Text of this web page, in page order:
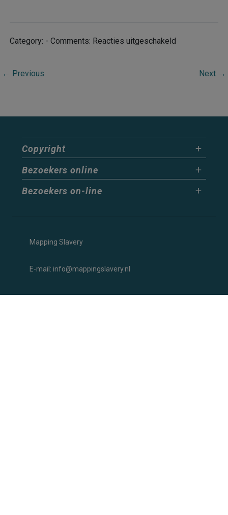
Category: - Comments: Reacties uitgeschakeldvoor
← Previous Next →
Copyright
Bezoekers online
Bezoekers on-line
Mapping Slavery
E-mail: info@mappingslavery.nl